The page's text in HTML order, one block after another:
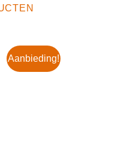
Aanbieding!